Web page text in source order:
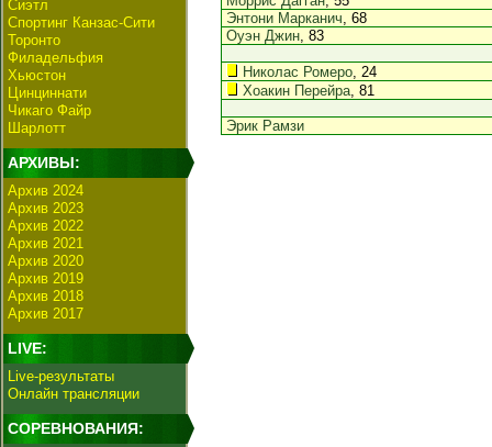
Сиэтл
Спортинг Канзас-Сити
Торонто
Филадельфия
Хьюстон
Цинциннати
Чикаго Файр
Шарлотт
АРХИВЫ:
Архив 2024
Архив 2023
Архив 2022
Архив 2021
Архив 2020
Архив 2019
Архив 2018
Архив 2017
LIVE:
Live-результаты
Онлайн трансляции
СОРЕВНОВАНИЯ:
Энтони Марканич, 68
Оуэн Джин, 83
Николас Ромеро, 24
Хоакин Перейра, 81
Эрик Рамзи